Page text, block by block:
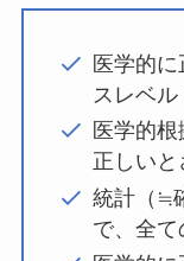
医学的
スレベ
医学的
正しいと
統計（≒
で、全